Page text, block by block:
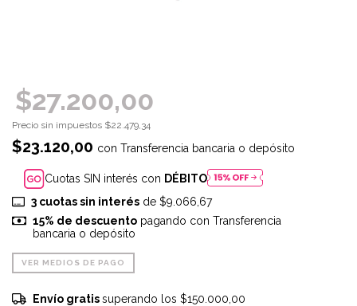
$27.200,00
Precio sin impuestos $22.479,34
$23.120,00 con Transferencia bancaria o depósito
Cuotas SIN interés con DÉBITO
3cuotas sin interésde $9.066,67
15% de descuentopagando con Transferencia
bancaria o depósito
VER MEDIOS DE PAGO
Envío gratissuperando los $150.000,00